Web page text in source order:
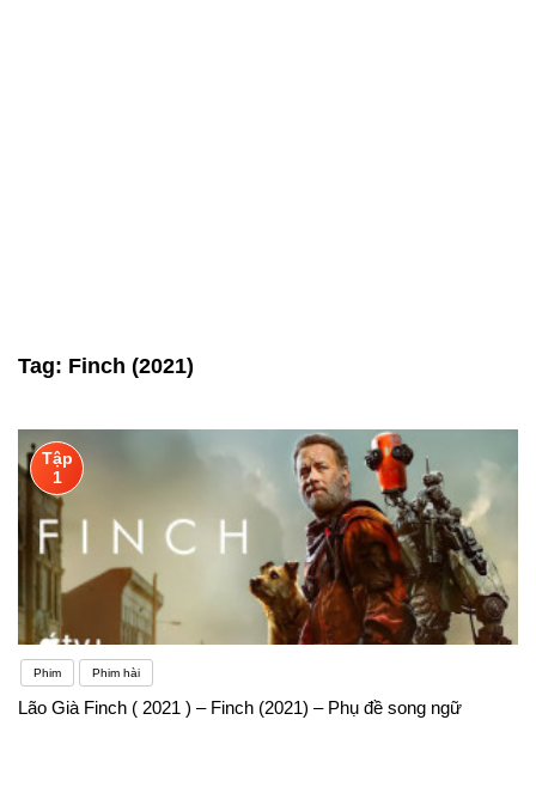
Tag: Finch (2021)
Tập
1
Phim Phim hài
Lão Già Finch ( 2021 ) – Finch (2021) – Phụ đề song ngữ